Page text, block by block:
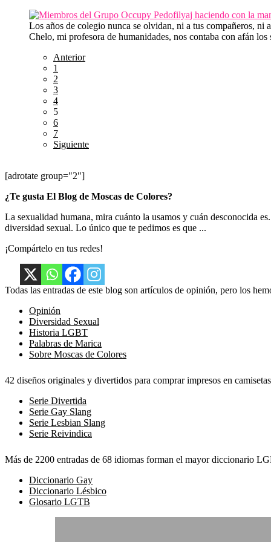
Los años de colegio nunca se olvidan, ni a tus compañeros,
Chelo, mi profesora de humanidades, nos contaba con afán
Anterior
1
2
3
4
5
6
7
Siguiente
[adrotate group="2"]
¿Te gusta El Blog de Moscas de Colores?
La sexualidad humana, mira cuánto la usamos y cuán desconocida
diversidad sexual. Lo único que te pedimos es que ...
¡Compártelo en tus redes!
Todas las entradas de este blog son artículos de opinión, pero los
Opinión
Diversidad Sexual
Historia LGBT
Palabras de Marica
Sobre Moscas de Colores
42 diseños originales y divertidos para comprar impresos en
Serie Divertida
Serie Gay Slang
Serie Lesbian Slang
Serie Reivindica
Más de 2200 entradas de 68 idiomas forman el mayor diccionario
Diccionario Gay
Diccionario Lésbico
Glosario LGTB